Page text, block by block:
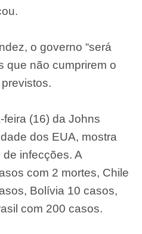
o governo “será
que não cumprirem o
(16) da Johns
dos EUA, mostra
infecções. A
com 2 mortes, Chile
Bolívia 10 casos,
com 200 casos.